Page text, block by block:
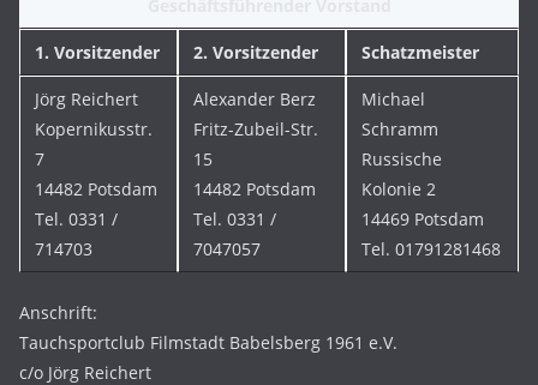
1. Vorsitzender 2. Vorsitzender Schatzmeister
Jörg Reichert
Kopernikusstr.
7
14482 Potsdam
Tel. 0331 /
714703
Alexander Berz
Fritz-Zubeil-Str.
15
14482 Potsdam
Tel. 0331 /
7047057
Michael
Schramm
Russische
Kolonie 2
14469 Potsdam
Tel. 01791281468
Anschrift:
Tauchsportclub Filmstadt Babelsberg 1961 e.V.
c/o Jörg Reichert